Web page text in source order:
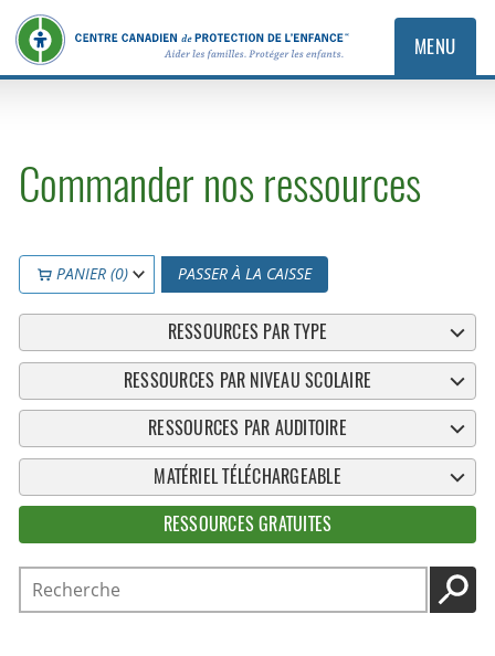
MENU
Commander nos ressources
PANIER (0) PASSER À LA CAISSE
RESSOURCES PAR TYPE
RESSOURCES PAR NIVEAU SCOLAIRE
RESSOURCES PAR AUDITOIRE
MATÉRIEL TÉLÉCHARGEABLE
RESSOURCES GRATUITES
Recherche